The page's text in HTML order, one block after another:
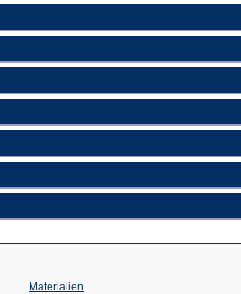
Materialien